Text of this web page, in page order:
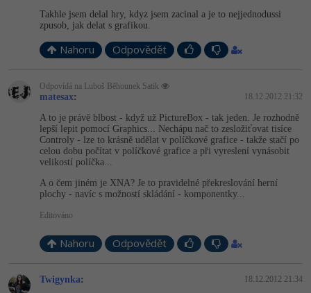
Takhle jsem delal hry, kdyz jsem zacinal a je to nejjednodussi
zpusob, jak delat s grafikou.
Nahoru Odpovědět
Odpovídá na Luboš Běhounek Satik
matesax: 18.12.2012 21:32
A to je právě blbost - když už PictureBox - tak jeden. Je rozhodně
lepší lepit pomocí Graphics... Nechápu nač to zesložiťovat tisíce
Controly - lze to krásně udělat v políčkové grafice - takže stačí po
celou dobu počítat v políčkové grafice a při vyreslení vynásobit
velikostí políčka...
A o čem jiném je XNA? Je to pravidelné překreslování herní
plochy - navíc s možností skládání - komponentky...
Editováno
Nahoru Odpovědět
Twigynka: 18.12.2012 21:34